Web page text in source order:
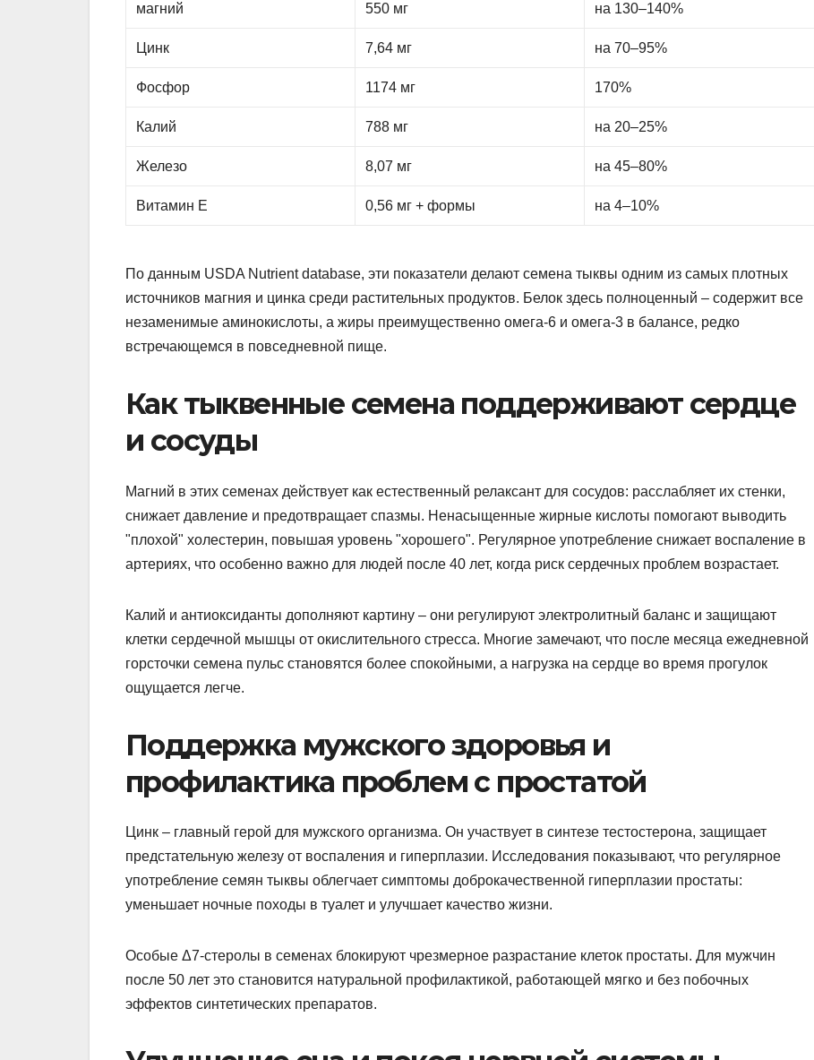
магний 550 мг на 130–140%
Цинк 7,64 мг на 70–95%
Фосфор 1174 мг 170%
Калий 788 мг на 20–25%
Железо 8,07 мг на 45–80%
Витамин Е 0,56 мг + формы на 4–10%
По данным USDA Nutrient database, эти показатели делают семена тыквы одним из самых плотных
источников магния и цинка среди растительных продуктов. Белок здесь полноценный – содержит все
незаменимые аминокислоты, а жиры преимущественно омега-6 и омега-3 в балансе, редко
встречающемся в повседневной пище.
Как тыквенные семена поддерживают сердце
и сосуды
Магний в этих семенах действует как естественный релаксант для сосудов: расслабляет их стенки,
снижает давление и предотвращает спазмы. Ненасыщенные жирные кислоты помогают выводить
"плохой" холестерин, повышая уровень "хорошего". Регулярное употребление снижает воспаление в
артериях, что особенно важно для людей после 40 лет, когда риск сердечных проблем возрастает.
Калий и антиоксиданты дополняют картину – они регулируют электролитный баланс и защищают
клетки сердечной мышцы от окислительного стресса. Многие замечают, что после месяца ежедневной
горсточки семена пульс становятся более спокойными, а нагрузка на сердце во время прогулок
ощущается легче.
Поддержка мужского здоровья и
профилактика проблем с простатой
Цинк – главный герой для мужского организма. Он участвует в синтезе тестостерона, защищает
предстательную железу от воспаления и гиперплазии. Исследования показывают, что регулярное
употребление семян тыквы облегчает симптомы доброкачественной гиперплазии простаты:
уменьшает ночные походы в туалет и улучшает качество жизни.
Особые Δ7-стеролы в семенах блокируют чрезмерное разрастание клеток простаты. Для мужчин
после 50 лет это становится натуральной профилактикой, работающей мягко и без побочных
эффектов синтетических препаратов.